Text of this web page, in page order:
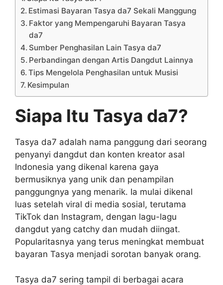
Estimasi Bayaran Tasya da7 Sekali Manggung
Faktor yang Mempengaruhi Bayaran Tasya
da7
Sumber Penghasilan Lain Tasya da7
Perbandingan dengan Artis Dangdut Lainnya
Tips Mengelola Penghasilan untuk Musisi
Kesimpulan
Siapa Itu Tasya da7?
Tasya da7 adalah nama panggung dari seorang
penyanyi dangdut dan konten kreator asal
Indonesia yang dikenal karena gaya
bermusiknya yang unik dan penampilan
panggungnya yang menarik. Ia mulai dikenal
luas setelah viral di media sosial, terutama
TikTok dan Instagram, dengan lagu-lagu
dangdut yang catchy dan mudah diingat.
Popularitasnya yang terus meningkat membuat
bayaran Tasya menjadi sorotan banyak orang.
Tasya da7 sering tampil di berbagai acara